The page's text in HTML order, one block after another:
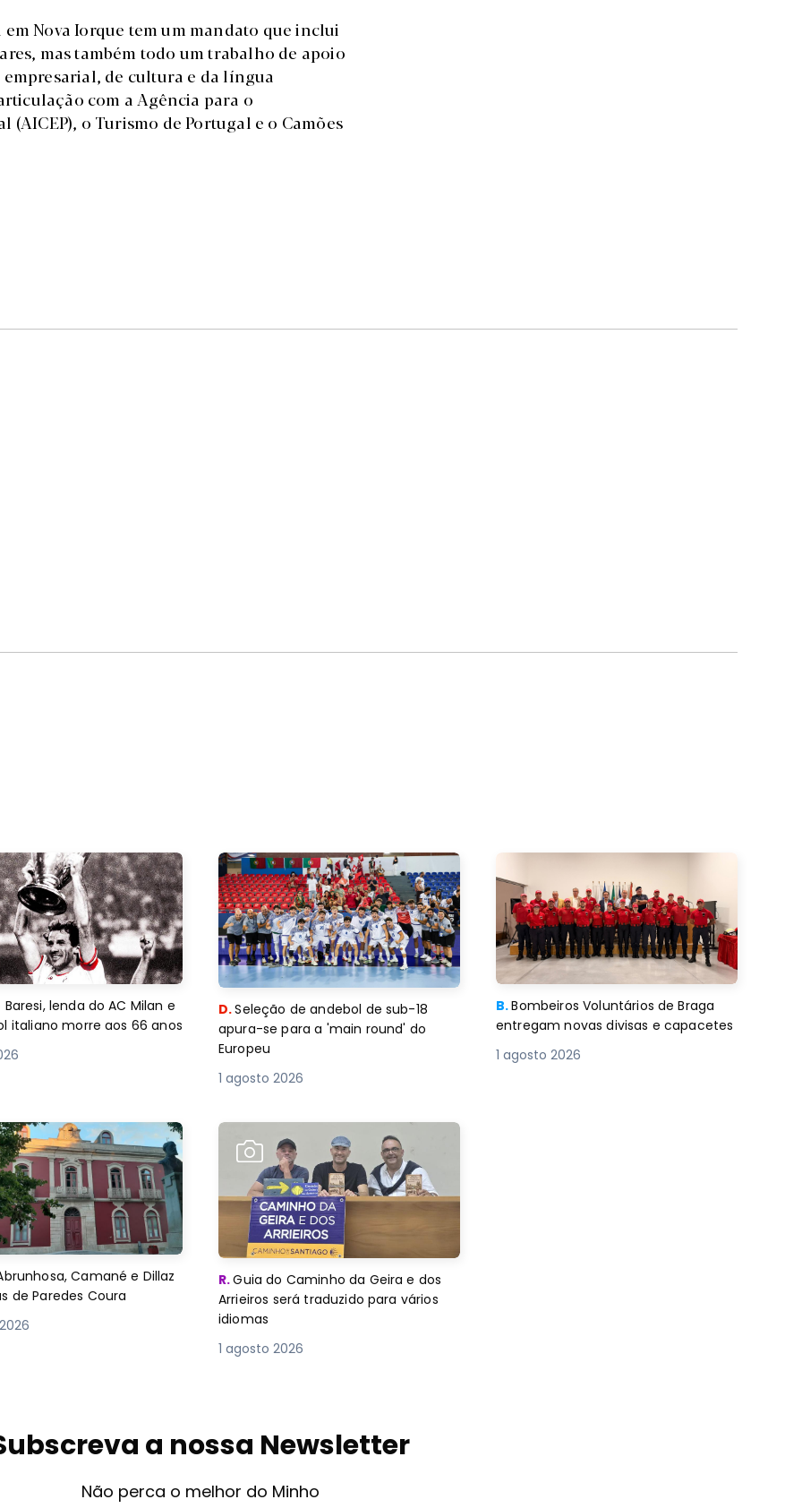
Nova Iorque tem um mandato que inclui
mas também todo um trabalho de apoio
de cultura e da língua
com a Agência para o
o Turismo de Portugal e o Camões
Baresi, lenda do AC Milan e
italiano morre aos 66 anos
D.Seleção de andebol de sub-18
apura-se para a 'main round' do
Europeu
1 agosto 2026
B.Bombeiros Voluntários de Braga
entregam novas divisas e capacetes
1 agosto 2026
Camané e Dillaz
de Paredes Coura
R.Guia do Caminho da Geira e dos
Arrieiros será traduzido para vários
idiomas
1 agosto 2026
a nossa Newsletter
Não perca o melhor do Minho